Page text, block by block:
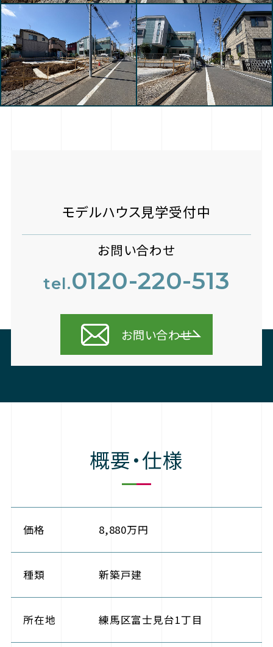
モデルハウス見学受付中
お問い合わせ
tel.0120-220-513
お問い合わせ
概要・仕様
価格 8,880万円
種類 新築戸建
所在地 練馬区富士見台1丁目